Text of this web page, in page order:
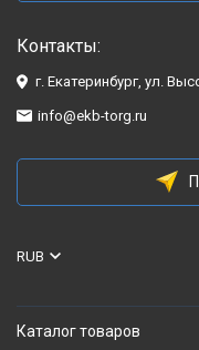
Контакты:
г. Екатеринбург, ул.
info@ekb-torg.ru
RUB
Каталог товаров